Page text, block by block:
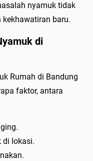
nyamuk tidak
baru.
di
Rumah di Bandung
faktor, antara
di lokasi.